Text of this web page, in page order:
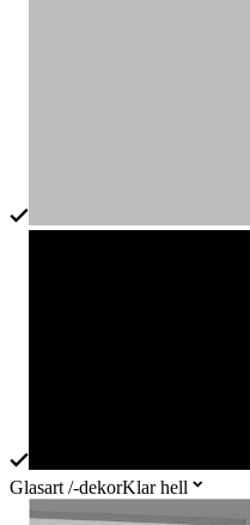
Glasart /-dekorKlar hell